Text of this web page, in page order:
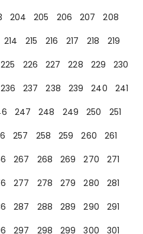
204 205 206 207
208
214 215 216 217 218
219
225 226 227 228 229
230
236 237 238 239 240
241
247 248 249 250
251
257 258 259 260
261
267 268 269 270
271
277 278 279 280
281
287 288 289 290
291
297 298 299 300 301